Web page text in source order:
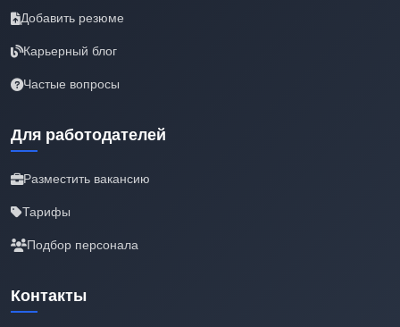
Добавить резюме
Карьерный блог
Частые вопросы
Для работодателей
Разместить вакансию
Тарифы
Подбор персонала
Контакты